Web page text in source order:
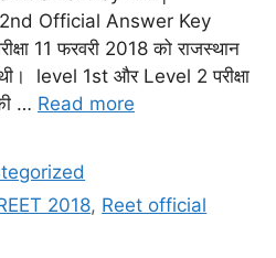
Official Answer Key
11 फरवरी 2018 को राजस्थान
level 1st और Level 2 परीक्षा
… Read more
2018, Reet official